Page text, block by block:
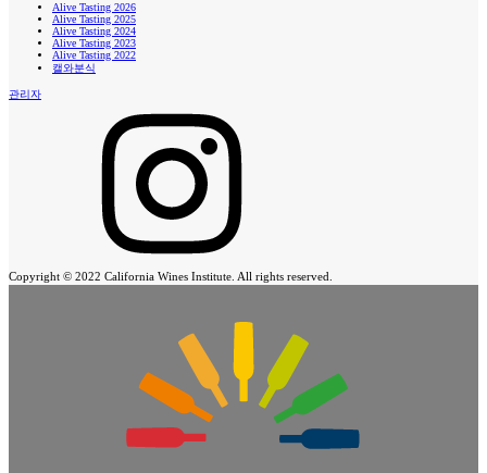
Alive Tasting 2026
Alive Tasting 2025
Alive Tasting 2024
Alive Tasting 2023
Alive Tasting 2022
캘와분식
관리자
Copyright © 2022 California Wines Institute. All rights reserved.